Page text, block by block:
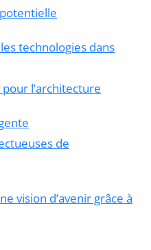
technologies dans
l’architecture
de
vision d’avenir grâce à